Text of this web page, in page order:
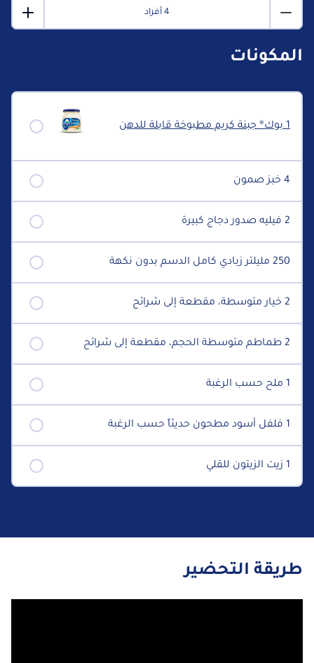
4 أفراد
المكونات
1 بوك® جبنة كريم مطبوخة قابلة للدهن
4 خبز صمون
2 فيليه صدور دجاج كبيرة
250 مليلتر زبادي كامل الدسم بدون نكهة
2 خيار متوسطة، مقطعة إلى شرائح
2 طماطم متوسطة الحجم، مقطعة إلى شرائح
1 ملح حسب الرغبة
1 فلفل أسود مطحون حديثاً حسب الرغبة
1 زيت الزيتون للقلي
طريقة التحضير